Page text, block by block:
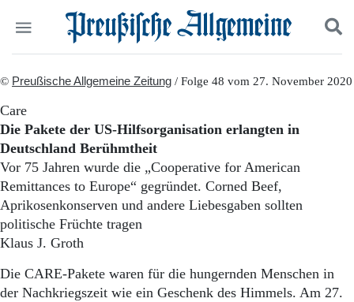
Politik
Panorama
Gesellschaft
Leben
Geschichte
Ostpreußen
Danzig und Westpreußen
Bücher
Suchen und finden
© Preußische Allgemeine Zeitung / Folge 48 vom 27. November 2020
Care
Die Pakete der US-Hilfsorganisation erlangten in
Deutschland Berühmtheit
Vor 75 Jahren wurde die „Cooperative for American
Remittances to Europe“ gegründet. Corned Beef,
Aprikosenkonserven und andere Liebesgaben sollten
politische Früchte tragen
Klaus J. Groth
Die CARE-Pakete waren für die hungernden Menschen in
der Nachkriegszeit wie ein Geschenk des Himmels. Am 27.